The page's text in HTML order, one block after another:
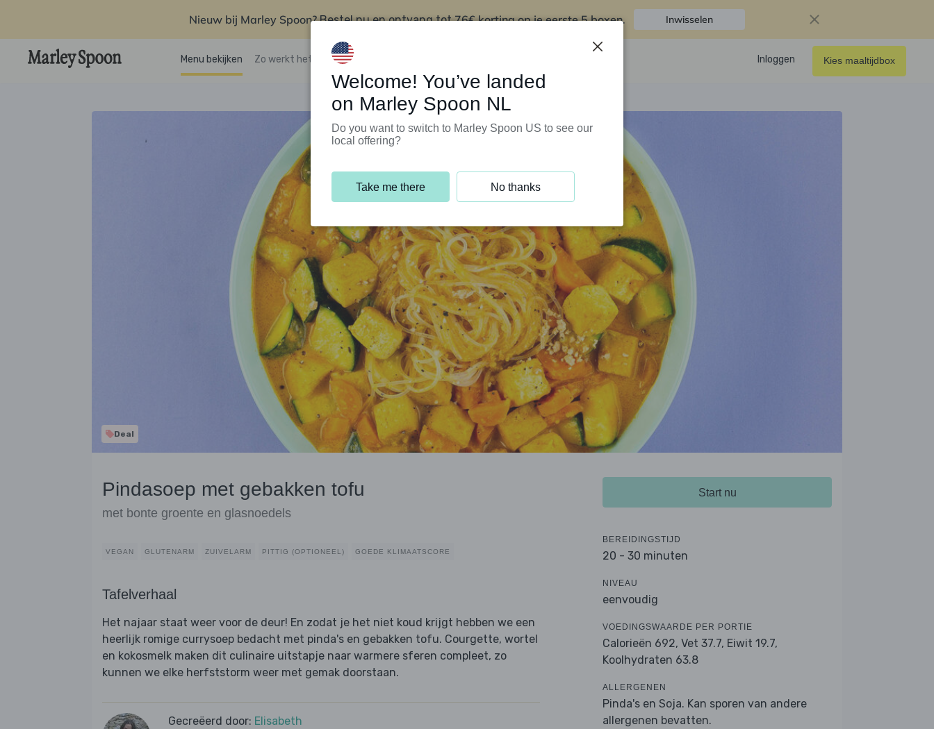
Nieuw bij Marley Spoon?Bestel nu en ontvang tot76€ korting op je eerste 5 boxen. Inwisselen
Menu bekijken Zo werkt het Klantenservice Inloggen Kies maaltijdbox
Deal
Pindasoep met gebakken tofu
met bonte groente en glasnoedels
VEGAN GLUTENARM ZUIVELARM PITTIG (OPTIONEEL) GOEDE KLIMAATSCORE
Tafelverhaal
Het najaar staat weer voor de deur! En zodat je het niet koud krijgt hebben we een
heerlijk romige currysoep bedacht met pinda's en gebakken tofu. Courgette, wortel
en kokosmelk maken dit culinaire uitstapje naar warmere sferen compleet, zo
kunnen we elke herfststorm weer met gemak doorstaan.
Gecreëerd door: Elisabeth
Start nu
BEREIDINGSTIJD
20 - 30 minuten
NIVEAU
eenvoudig
VOEDINGSWAARDE PER PORTIE
Calorieën 692, Vet 37.7, Eiwit 19.7,
Koolhydraten 63.8
ALLERGENEN
Pinda's en Soja. Kan sporen van andere
allergenen bevatten.
Welcome! You’ve landed
on Marley Spoon NL
Do you want to switch to Marley Spoon US to see our
local offering?
Take me there No thanks